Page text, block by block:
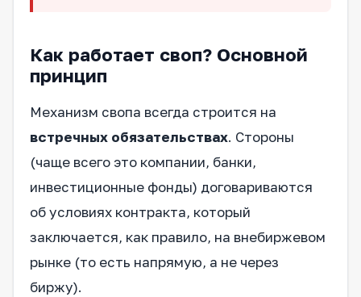
Как работает своп? Основной
принцип
Механизм свопа всегда строится на
встречных обязательствах. Стороны
(чаще всего это компании, банки,
инвестиционные фонды) договариваются
об условиях контракта, который
заключается, как правило, на внебиржевом
рынке (то есть напрямую, а не через
биржу).